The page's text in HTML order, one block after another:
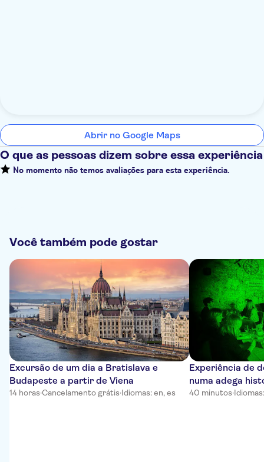
Abrir no Google Maps
O que as pessoas dizem sobre essa experiência
No momento não temos avaliações para esta experiência.
Você também pode gostar
Excursão de um dia a Bratislava e
Budapeste a partir de Viena
14 horas·Cancelamento grátis·Idiomas: en, es
Experiência de
numa adega
40 minutos·